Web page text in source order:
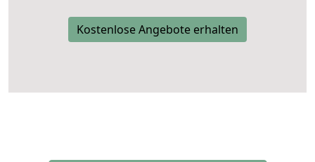
Kostenlose Angebote erhalten